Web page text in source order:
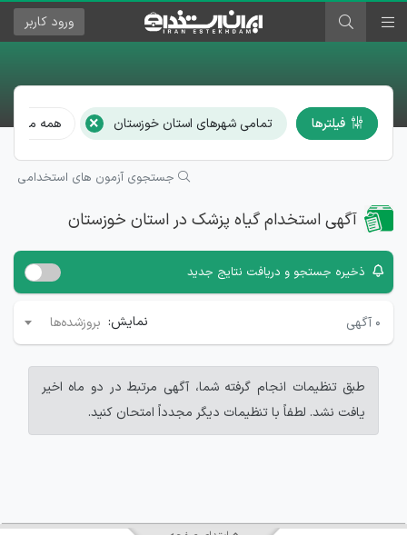
ورود کاربر
فیلترها تمامی شهرهای استان خوزستان × همه مشاغل
جستجوی آزمون های استخدامی
آگهی استخدام گیاه پزشک در استان خوزستان
ذخیره جستجو و دریافت نتایج جدید
۰ آگهی نمایش: بروزشده‌ها
طبق تنظیمات انجام گرفته شما، آگهی مرتبط در دو ماه اخیر
یافت نشد. لطفاً با تنظیمات دیگر مجدداً امتحان کنید.